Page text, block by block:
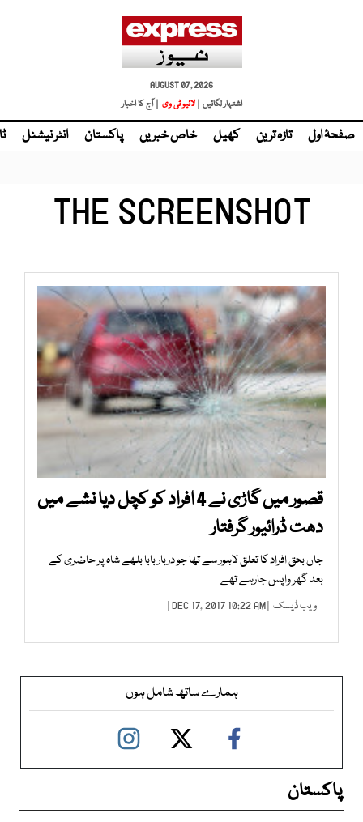
AUGUST 07, 2026
اشتہار لگائیں |
| آج کا اخبار
صفحۂ اول تازہ ترین کھیل خاص خبریں پاکستان انٹر نیشنل
THE SCREENSHOT
قصور میں گاڑی نے 4 افراد کو کچل دیا نشے میں
دھت ڈرائیور گرفتار
جاں بحق افراد کا تعلق لاہور سے تھا جو دربار بابا بلھے شاہ پر حاضری کے
بعد گھر واپس جارہے تھے
ویب ڈیسک
ہمارے ساتھ شامل ہوں
پاکستان